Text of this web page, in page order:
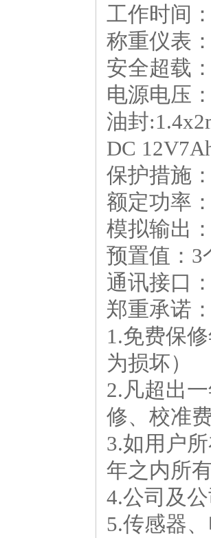
工作时间
称重仪表
安全超载
电源电压
油封
DC
保护措施
额定功率
模拟输出
预置值：3
通讯接口
郑重承诺
1.免费保
为损坏）
2.凡超出
修、校准
3.如用户
年之内所
4.公司及
5.传感器